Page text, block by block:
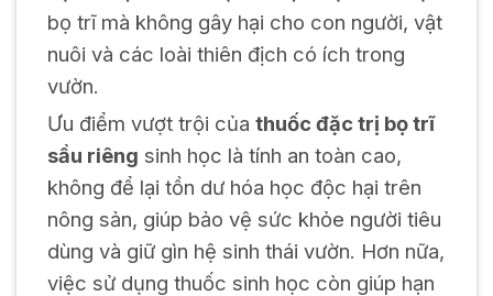
bọ trĩ mà không gây hại cho con người, vật
nuôi và các loài thiên địch có ích trong
vườn.
Ưu điểm vượt trội của thuốc đặc trị bọ trĩ
sầu riêng sinh học là tính an toàn cao,
không để lại tồn dư hóa học độc hại trên
nông sản, giúp bảo vệ sức khỏe người tiêu
dùng và giữ gìn hệ sinh thái vườn. Hơn nữa,
việc sử dụng thuốc sinh học còn giúp hạn